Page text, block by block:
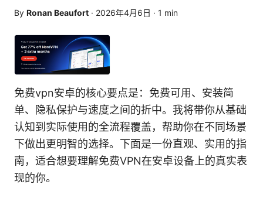
By Ronan Beaufort · 2026年4月6日 · 1 min
免费vpn安卓的核心要点是：免费可用、安装简
单、隐私保护与速度之间的折中。我将带你从基础
认知到实际使用的全流程覆盖，帮助你在不同场景
下做出更明智的选择。下面是一份直观、实用的指
南，适合想要理解免费VPN在安卓设备上的真实表
现的你。